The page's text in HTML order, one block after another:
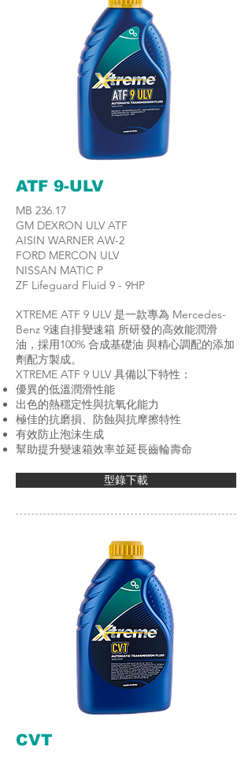
ATF 9-ULV
MB 236.17
GM DEXRON ULV ATF
AISIN WARNER AW-2
FORD MERCON ULV
NISSAN MATIC P
ZF Lifeguard Fluid 9 - 9HP
XTREME ATF 9 ULV 是一款專為 Mercedes-
Benz 9速自排變速箱 所研發的高效能潤滑
油，採用100% 合成基礎油 與精心調配的添加
劑配方製成。
XTREME ATF 9 ULV 具備以下特性：
優異的低溫潤滑性能
出色的熱穩定性與抗氧化能力
極佳的抗磨損、防蝕與抗摩擦特性
有效防止泡沫生成
幫助提升變速箱效率並延長齒輪壽命
型錄下載
CVT